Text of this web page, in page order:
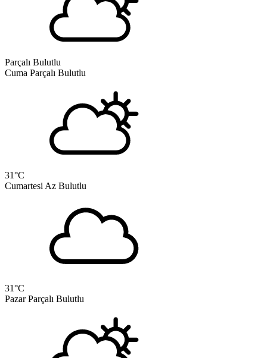
Parçalı Bulutlu
Cuma Parçalı Bulutlu
31°C
Cumartesi Az Bulutlu
31°C
Pazar Parçalı Bulutlu